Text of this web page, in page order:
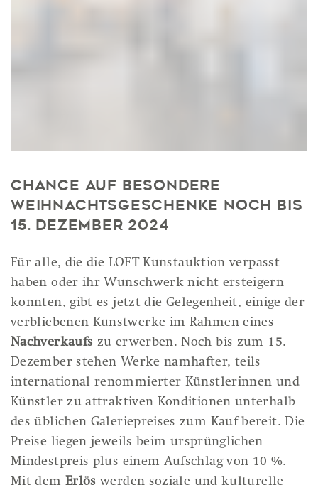
Chance auf besondere
Weihnachtsgeschenke noch bis
15. Dezember 2024
Für alle, die die LOFT Kunstauktion verpasst
haben oder ihr Wunschwerk nicht ersteigern
konnten, gibt es jetzt die Gelegenheit, einige der
verbliebenen Kunstwerke im Rahmen eines
Nachverkaufs zu erwerben. Noch bis zum 15.
Dezember stehen Werke namhafter, teils
international renommierter Künstlerinnen und
Künstler zu attraktiven Konditionen unterhalb
des üblichen Galeriepreises zum Kauf bereit. Die
Preise liegen jeweils beim ursprünglichen
Mindestpreis plus einem Aufschlag von 10 %.
Mit dem Erlös werden soziale und kulturelle